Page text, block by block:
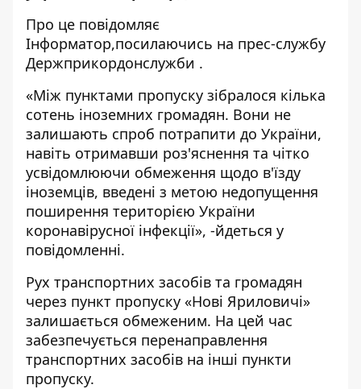
Про це повідомляє
Інформатор,посилаючись на прес-службу
Держприкордонслужби .
«Між пунктами пропуску зібралося кілька
сотень іноземних громадян. Вони не
залишають спроб потрапити до України,
навіть отримавши роз'яснення та чітко
усвідомлюючи обмеження щодо в'їзду
іноземців, введені з метою недопущення
поширення територією України
коронавірусної інфекції», -йдеться у
повідомленні.
Рух транспортних засобів та громадян
через пункт пропуску «Нові Яриловичі»
залишається обмеженим. На цей час
забезпечується перенаправлення
транспортних засобів на інші пункти
пропуску.